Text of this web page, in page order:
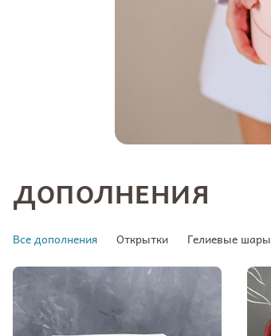
ДОПОЛНЕНИЯ
Все дополнения Открытки Гелиевые шары